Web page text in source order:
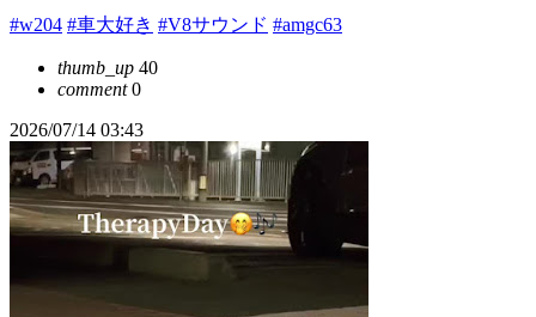
#w204 #車大好き #V8サウンド #amgc63
thumb_up 40
comment0
2026/07/14 03:43